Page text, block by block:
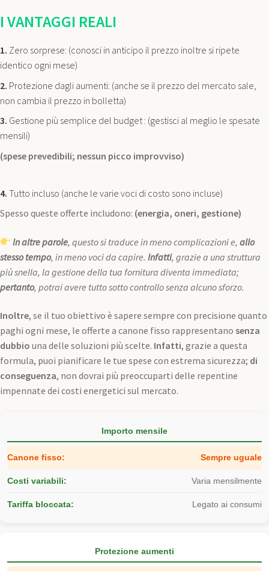
I VANTAGGI REALI
1. Zero sorprese: (conosci in anticipo il prezzo inoltre si ripete
identico ogni mese)
2. Protezione dagli aumenti: (anche se il prezzo del mercato sale,
non cambia il prezzo in bolletta)
3. Gestione più semplice del budget : (gestisci al meglio le spesate
mensili)
(spese prevedibili; nessun picco improvviso)
4. Tutto incluso (anche le varie voci di costo sono incluse)
Spesso queste offerte includono: (energia, oneri, gestione)
In altre parole, questo si traduce in meno complicazioni e,allo
stesso tempo, in meno voci da capire. Infatti, grazie a una struttura
più snella, la gestione della tua fornitura diventa immediata;
pertanto, potrai avere tutto sotto controllo senza alcuno sforzo.
Inoltre, se il tuo obiettivo è sapere sempre con precisione quanto
paghi ogni mese, le offerte a canone fisso rappresentano senza
dubbio una delle soluzioni più scelte. Infatti, grazie a questa
formula, puoi pianificare le tue spese con estrema sicurezza; di
conseguenza, non dovrai più preoccuparti delle repentine
impennate dei costi energetici sul mercato.
Importo mensile
Sempre uguale
Varia mensilmente
Legato ai consumi
Protezione aumenti